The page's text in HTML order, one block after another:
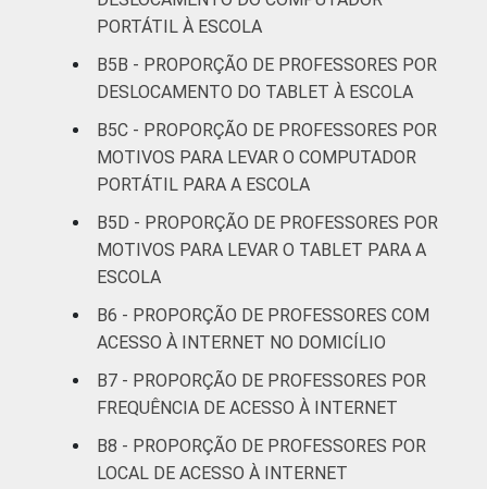
¹ Base: 1975 professores que acessaram a
Internet nos últimos três meses. Respostas
estimuladas e rodiziadas. Cada item
apresentado se refere apenas aos
coletados entre setembro e dezembro de
2013.
Fonte: NIC.br - set 2013 / dez 2013
PORTÁTIL À ESCOLA
B5B - PROPORÇÃO DE PROFESSORES POR
DESLOCAMENTO DO TABLET À ESCOLA
B5C - PROPORÇÃO DE PROFESSORES POR
MOTIVOS PARA LEVAR O COMPUTADOR
PORTÁTIL PARA A ESCOLA
B5D - PROPORÇÃO DE PROFESSORES POR
MOTIVOS PARA LEVAR O TABLET PARA A
ESCOLA
B6 - PROPORÇÃO DE PROFESSORES COM
ACESSO À INTERNET NO DOMICÍLIO
B7 - PROPORÇÃO DE PROFESSORES POR
FREQUÊNCIA DE ACESSO À INTERNET
B8 - PROPORÇÃO DE PROFESSORES POR
LOCAL DE ACESSO À INTERNET